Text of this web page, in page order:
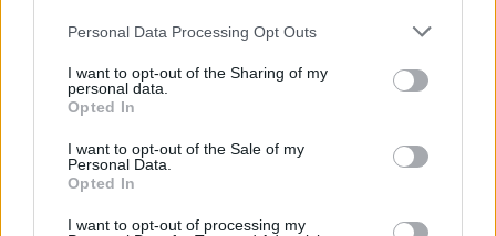
Please note that this website/app uses one or more Google
not limited to your visit or usage behaviour. You may click to
grant or deny consent to Google and its third-party tags to
use your data for below specified purposes in below Google
consent section.
Personal Data Processing Opt Outs
I want to opt-out of the Sharing of my
personal data.
Opted In
I want to opt-out of the Sale of my
Personal Data.
Opted In
I want to opt-out of processing my
szerint építkeznek: lakóházaik alapanyaga vályog és
kéményei – pedig az alap felé fokozatosan szélesedtek. Így a
sanyarúbb anyagi helyzet dacára az ő épületeik sokkal
jobban állták a rengéseket, mint a módosabb polgárok
kőházai, vagy a bolthajtásos, többszintes paloták.
A Mária Terézia által készíttetett kárfelmérő jelentésből